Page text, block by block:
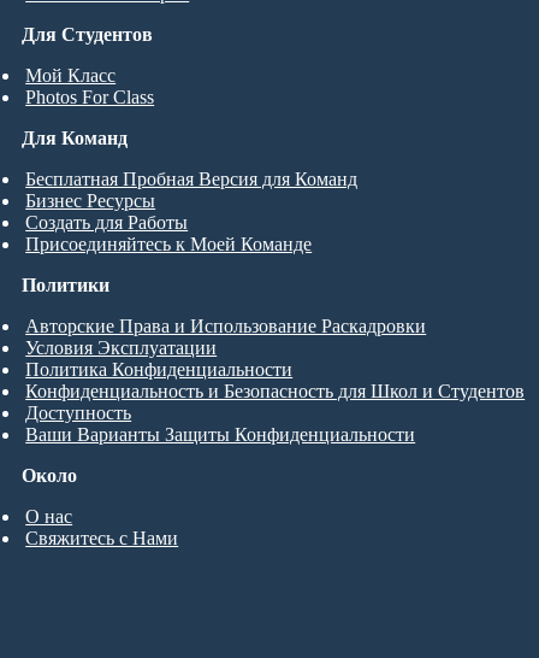
Для Студентов
Мой Класс
Photos For Class
Для Команд
Бесплатная Пробная Версия для Команд
Бизнес Ресурсы
Создать для Работы
Присоединяйтесь к Моей Команде
Около
О нас
Свяжитесь с Нами
Политики
Авторские Права и Использование Раскадровки
Условия Эксплуатации
Политика Конфиденциальности
Конфиденциальность и Безопасность для Школ и Студентов
Доступность
Ваши Варианты Защиты Конфиденциальности